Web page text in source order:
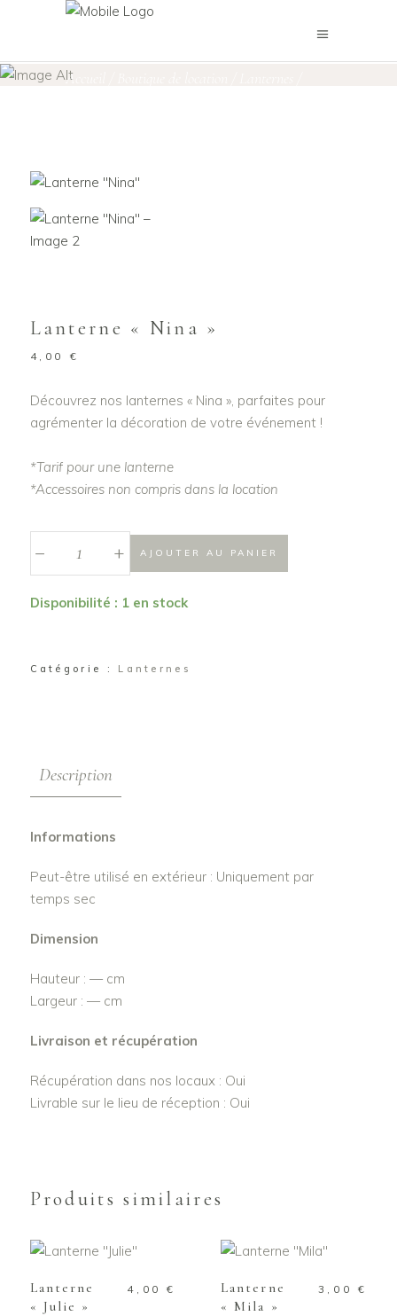
Accueil
Lanterne « Nina »
4,00 €
Découvrez nos lanternes « Nina », parfaites pour
agrémenter la décoration de votre événement !
*Tarif pour une lanterne
*Accessoires non compris dans la location
+ AJOUTER AU PANIER
Disponibilité : 1 en stock
Catégorie : Lanternes
Description
Informations
Peut-être utilisé en extérieur : Uniquement par
temps sec
Dimension
Hauteur : — cm
Largeur : — cm
Livraison et récupération
Récupération dans nos locaux : Oui
Livrable sur le lieu de réception : Oui
Produits similaires
PANIER
Lanterne
« Julie »
4,00€
PANIER
Lanterne
« Mila »
3,00 €